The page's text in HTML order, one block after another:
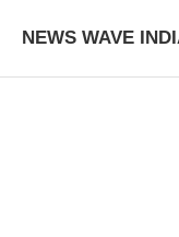
NEWS WAVE